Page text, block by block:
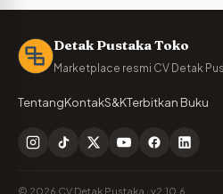
Detak Pustaka Toko
Marketplace resmi CV Detak
TentangKontakS&KTerbitkan Buku
© 2026 CV Detak Pustaka · v2.10.6